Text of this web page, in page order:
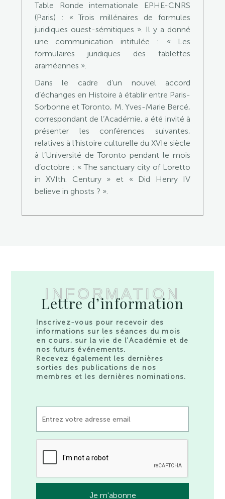
Table Ronde internationale EPHE-CNRS
(Paris) : « Trois millénaires de formules
juridiques ouest-sémitiques ». Il y a donné
une communication intitulée : « Les
formulaires juridiques des tablettes
araméennes ».
Dans le cadre d’un nouvel accord
d’échanges en Histoire à établir entre Paris-
Sorbonne et Toronto, M. Yves-Marie Bercé,
correspondant de l’Académie, a été invité à
présenter les conférences suivantes,
relatives à l’histoire culturelle du XVIe siècle
à l’Université de Toronto pendant le mois
d’octobre : « The sanctuary city of Loretto
in XVIth. Century » et « Did Henry IV
believe in ghosts ? ».
INFORMATION
Lettre d’information
Inscrivez-vous pour recevoir des
informations sur les séances du mois
en cours, sur la vie de l’Académie et de
nos futurs événements.
Recevez également les dernières
sorties des publications de nos
membres et les dernières nominations.